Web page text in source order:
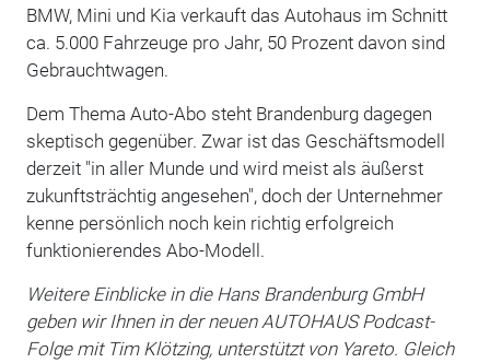
BMW, Mini und Kia verkauft das Autohaus im Schnitt
ca. 5.000 Fahrzeuge pro Jahr, 50 Prozent davon sind
Gebrauchtwagen.
Dem Thema Auto-Abo steht Brandenburg dagegen
skeptisch gegenüber. Zwar ist das Geschäftsmodell
derzeit "in aller Munde und wird meist als äußerst
zukunftsträchtig angesehen", doch der Unternehmer
kenne persönlich noch kein richtig erfolgreich
funktionierendes Abo-Modell.
Weitere Einblicke in die Hans Brandenburg GmbH
geben wir Ihnen in der neuen AUTOHAUS Podcast-
Folge mit Tim Klötzing, unterstützt von Yareto. Gleich